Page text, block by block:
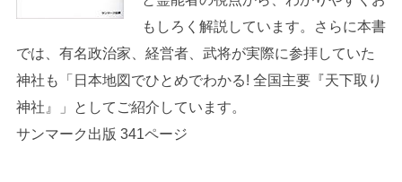
もしろく解説しています。さらに本書
では、有名政治家、経営者、武将が実際に参拝していた
神社も「日本地図でひとめでわかる! 全国主要『天下取り
神社』」としてご紹介しています。
サンマーク出版 341ページ